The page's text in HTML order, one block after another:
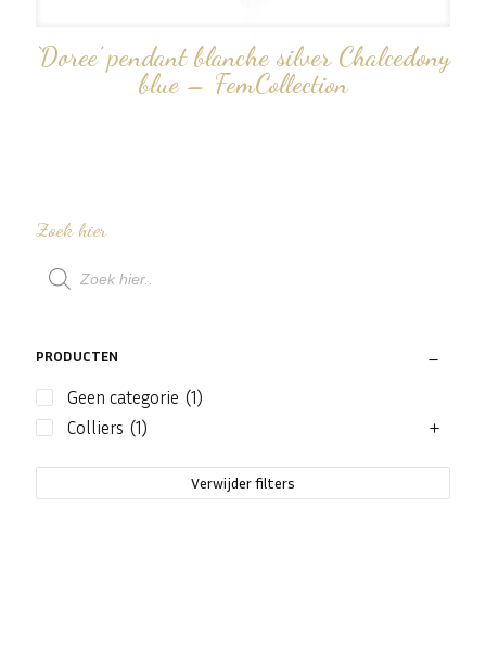
‘Doree’ pendant blanche silver Chalcedony
blue – FemCollection
Zoek hier
Producten
zoeken
PRODUCTEN
Geen categorie (1)
Colliers (1)
Verwijder filters